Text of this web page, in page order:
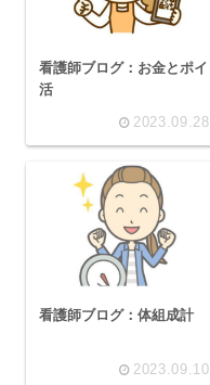
看護師ブログ：お金とポイ
活
2023.09.28
看護師ブログ：体組成計
2023.09.10